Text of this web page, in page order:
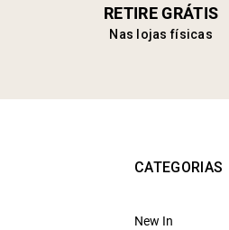
RETIRE GRÁTIS
Nas lojas físicas
CATEGORIAS
New In